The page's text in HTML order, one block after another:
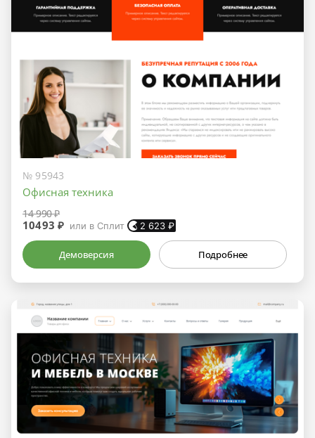
№ 95943
Офисная техника
14 990 ₽
10493 ₽ или в Сплит 2 623 ₽
Демоверсия Подробнее